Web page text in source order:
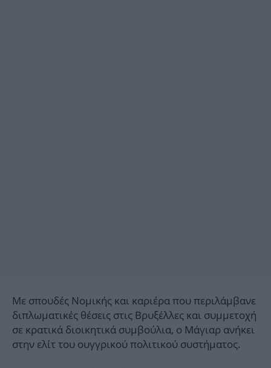
Με σπουδές Νομικής και καριέρα που περιλάμβανε
διπλωματικές θέσεις στις Βρυξέλλες και συμμετοχή
σε κρατικά διοικητικά συμβούλια, ο Μάγιαρ ανήκει
στην ελίτ του ουγγρικού πολιτικού συστήματος.